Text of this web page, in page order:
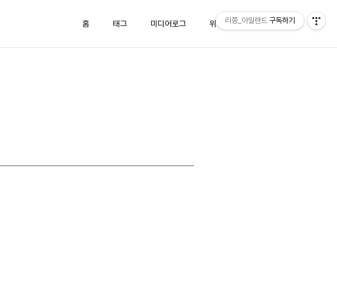
홈 태그 미디어로그 위치로그 방명록
리쫑_아일랜드 구독하기